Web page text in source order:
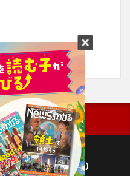
リシー(毎日新聞出版)